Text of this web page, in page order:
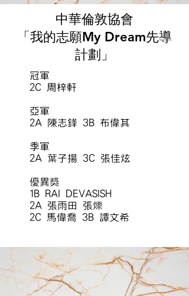
中華倫敦協會
「我的志願My Dream先導
計劃」
冠軍
2C
周梓軒
亞軍
2A 陳志鋒 3B 布偉其
季軍
2A 葉子揚 3C 張佳炫
優異獎
1B RAI DEVASISH
2A 張雨田 張爍
2C 馬偉喬 3B 譚文希